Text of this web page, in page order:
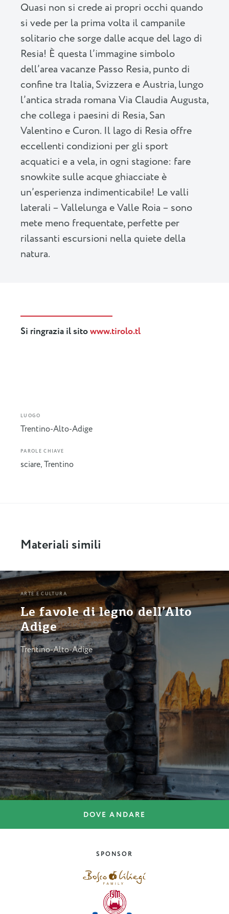
Quasi non si crede ai propri occhi quando
si vede per la prima volta il campanile
solitario che sorge dalle acque del lago di
Resia! È questa l’immagine simbolo
dell’area vacanze Passo Resia, punto di
confine tra Italia, Svizzera e Austria, lungo
l’antica strada romana Via Claudia Augusta,
che collega i paesini di Resia, San
Valentino e Curon. Il lago di Resia offre
eccellenti condizioni per gli sport
acquatici e a vela, in ogni stagione: fare
snowkite sulle acque ghiacciate è
un’esperienza indimenticabile! Le valli
laterali – Vallelunga e Valle Roia – sono
mete meno frequentate, perfette per
rilassanti escursioni nella quiete della
natura.
Si ringrazia il sitowww.tirolo.tl
LUOGO
Trentino-Alto-Adige
PAROLE CHIAVE
sciare,Trentino
Materiali simili
ARTE E CULTURA
Le favole di legno dell’Alto
Adige
Trentino-Alto-Adige
DOVE ANDARE
SPONSOR